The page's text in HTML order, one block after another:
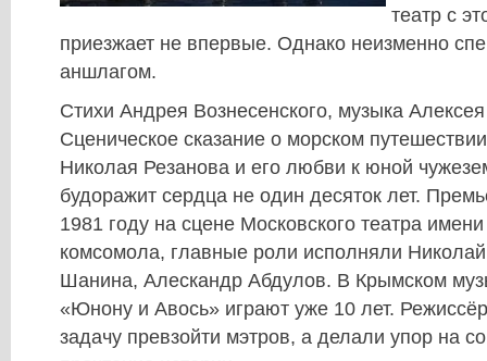
театр с
приезжает не впервые. Однако неизменно
аншлагом.
Стихи Андрея Вознесенского, музыка
Сценическое сказание о морском
Николая Резанова и его любви к юной
будоражит сердца не один десяток лет.
1981 году на сцене Московского театра
комсомола, главные роли исполняли
Шанина, Алескандр Абдулов. В Крымском
«Юнону и Авось» играют уже 10 лет.
задачу превзойти мэтров, а делали упор на